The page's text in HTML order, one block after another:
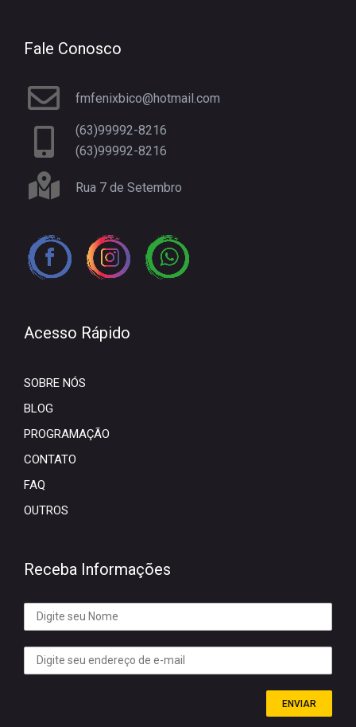
Fale Conosco
fmfenixbico@hotmail.com
(63)99992-8216
(63)99992-8216
Rua 7 de Setembro
Acesso Rápido
SOBRE NÓS
BLOG
PROGRAMAÇÃO
CONTATO
FAQ
OUTROS
Receba Informações
ENVIAR